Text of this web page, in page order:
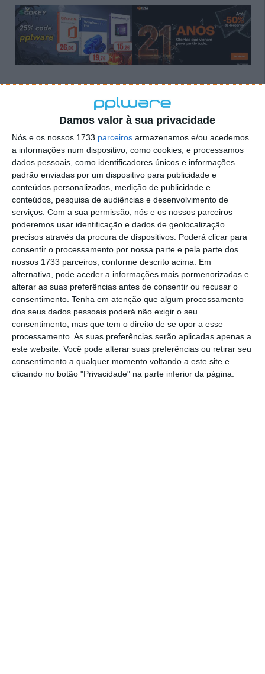
Damos valor à sua privacidade
Nós e os nossos 1733 parceiros armazenamos e/ou acedemos
a informações num dispositivo, como cookies, e processamos
dados pessoais, como identificadores únicos e informações
padrão enviadas por um dispositivo para publicidade e
conteúdos personalizados, medição de publicidade e
conteúdos, pesquisa de audiências e desenvolvimento de
serviços. Com a sua permissão, nós e os nossos parceiros
poderemos usar identificação e dados de geolocalização
precisos através da procura de dispositivos. Poderá clicar para
consentir o processamento por nossa parte e pela parte dos
nossos 1733 parceiros, conforme descrito acima. Em
alternativa, pode aceder a informações mais pormenorizadas e
alterar as suas preferências antes de consentir ou recusar o
consentimento. Tenha em atenção que algum processamento
dos seus dados pessoais poderá não exigir o seu
consentimento, mas que tem o direito de se opor a esse
processamento. As suas preferências serão aplicadas apenas a
este website. Você pode alterar suas preferências ou retirar seu
consentimento a qualquer momento voltando a este site e
clicando no botão "Privacidade" na parte inferior da página.
Comentários
jorgeg
20 de Dezembro de 2025 às 15:14
lolll mais uns milhoes que irao desaparecer para oligarcas
do regime ukraniano.
Responder
PGomes
20 de Dezembro de 2025 às 16:08
E claro que tinha de aparecer um bot do Putin com a sua
propaganda anti Ucrânia.
Vai para a Russia a ver se gostas de lá viver.
Responder
Paulo Oliveira
20 de Dezembro de 2025 às 16:33
A brincar a brincar, deixem-se andar que também já
faltou mais… O pessoal é que parace andar “distraído”
que f#de… a pensar que lá por que vota na tareca do
partido A ou na tareca do partido B que está a votar am
mais do que nos “representantes” do clube que
realmenta manda…
Responder